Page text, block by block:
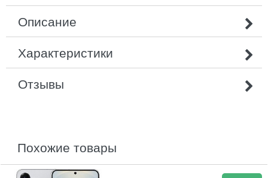
Описание
Характеристики
Отзывы
похожие товары